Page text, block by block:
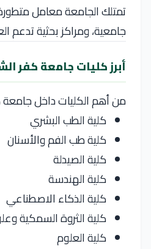
تمتلك الجامعة معامل
جامعية، ومراكز بحثية تدعم
أبرز كليات جامعة كفر
من أهم الكليات داخلجامعة
كلية الطب البشري
كلية طب الفم والأسنان
كلية الصيدلة
كلية الهندسة
كلية الذكاء الاصطناعي
كلية الثروة السمكية
كلية العلوم